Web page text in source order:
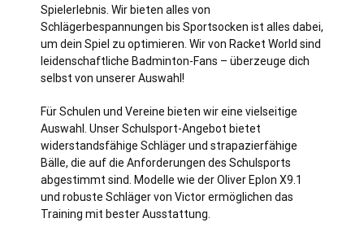
Spielerlebnis. Wir bieten alles von
Schlägerbespannungen bis Sportsocken ist alles dabei,
um dein Spiel zu optimieren. Wir von Racket World sind
leidenschaftliche Badminton-Fans – überzeuge dich
selbst von unserer Auswahl!
Für Schulen und Vereine bieten wir eine vielseitige
Auswahl. Unser Schulsport-Angebot bietet
widerstandsfähige Schläger und strapazierfähige
Bälle, die auf die Anforderungen des Schulsports
abgestimmt sind. Modelle wie der Oliver Eplon X9.1
und robuste Schläger von Victor ermöglichen das
Training mit bester Ausstattung.